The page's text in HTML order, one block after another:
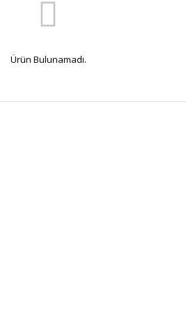
Ürün Bulunamadı.